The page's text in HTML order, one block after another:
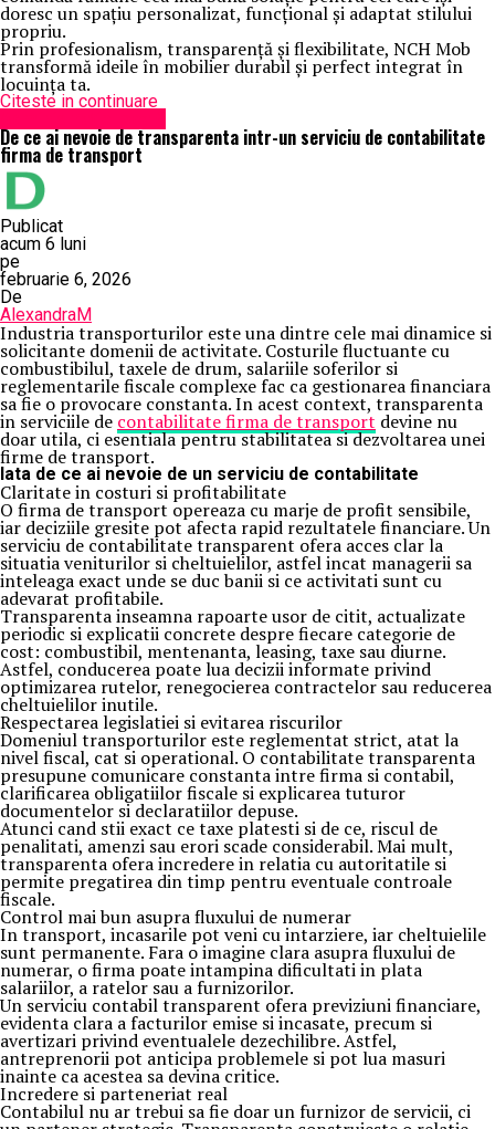
doresc un spațiu personalizat, funcțional și adaptat stilului
propriu.
Prin profesionalism, transparență și flexibilitate, NCH Mob
transformă ideile în mobilier durabil și perfect integrat în
locuința ta.
Citeste in continuare
De ce ai nevoie de transparenta intr-un serviciu de contabilitate
firma de transport
Publicat
acum 6 luni
pe
februarie 6, 2026
De
AlexandraM
Industria transporturilor este una dintre cele mai dinamice si
solicitante domenii de activitate. Costurile fluctuante cu
combustibilul, taxele de drum, salariile soferilor si
reglementarile fiscale complexe fac ca gestionarea financiara
sa fie o provocare constanta. In acest context, transparenta
in serviciile de contabilitate firma de transport devine nu
doar utila, ci esentiala pentru stabilitatea si dezvoltarea unei
firme de transport.
Iata de ce ai nevoie de un serviciu de contabilitate
Claritate in costuri si profitabilitate
O firma de transport opereaza cu marje de profit sensibile,
iar deciziile gresite pot afecta rapid rezultatele financiare. Un
serviciu de contabilitate transparent ofera acces clar la
situatia veniturilor si cheltuielilor, astfel incat managerii sa
inteleaga exact unde se duc banii si ce activitati sunt cu
adevarat profitabile.
Transparenta inseamna rapoarte usor de citit, actualizate
periodic si explicatii concrete despre fiecare categorie de
cost: combustibil, mentenanta, leasing, taxe sau diurne.
Astfel, conducerea poate lua decizii informate privind
optimizarea rutelor, renegocierea contractelor sau reducerea
cheltuielilor inutile.
Respectarea legislatiei si evitarea riscurilor
Domeniul transporturilor este reglementat strict, atat la
nivel fiscal, cat si operational. O contabilitate transparenta
presupune comunicare constanta intre firma si contabil,
clarificarea obligatiilor fiscale si explicarea tuturor
documentelor si declaratiilor depuse.
Atunci cand stii exact ce taxe platesti si de ce, riscul de
penalitati, amenzi sau erori scade considerabil. Mai mult,
transparenta ofera incredere in relatia cu autoritatile si
permite pregatirea din timp pentru eventuale controale
fiscale.
Control mai bun asupra fluxului de numerar
In transport, incasarile pot veni cu intarziere, iar cheltuielile
sunt permanente. Fara o imagine clara asupra fluxului de
numerar, o firma poate intampina dificultati in plata
salariilor, a ratelor sau a furnizorilor.
Un serviciu contabil transparent ofera previziuni financiare,
evidenta clara a facturilor emise si incasate, precum si
avertizari privind eventualele dezechilibre. Astfel,
antreprenorii pot anticipa problemele si pot lua masuri
inainte ca acestea sa devina critice.
Incredere si parteneriat real
Contabilul nu ar trebui sa fie doar un furnizor de servicii, ci